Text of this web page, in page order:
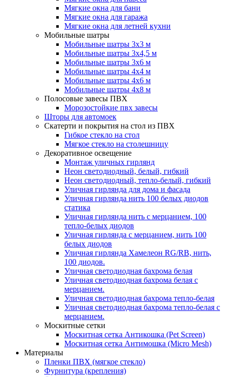
Мягкие окна для бани
Мягкие окна для гаража
Мягкие окна для летней кухни
Мобильные шатры
Мобильные шатры 3х3 м
Мобильные шатры 3х4,5 м
Мобильные шатры 3х6 м
Мобильные шатры 4х4 м
Мобильные шатры 4х6 м
Мобильные шатры 4х8 м
Полосовые завесы ПВХ
Морозостойкие пвх завесы
Шторы для автомоек
Скатерти и покрытия на стол из ПВХ
Гибкое стекло на стол
Мягкое стекло на столешницу
Декоративное освещение
Монтаж уличных гирлянд
Неон светодиодный, белый, гибкий
Неон светодиодный, тепло-белый, гибкий
Уличная гирлянда для дома и фасада
Уличная гирлянда нить 100 белых диодов
статика
Уличная гирлянда нить с мерцанием, 100
тепло-белых диодов
Уличная гирлянда с мерцанием, нить 100
белых диодов
Уличная гирлянда Хамелеон RG/RB, нить,
100 диодов.
Уличная светодиодная бахрома белая
Уличная светодиодная бахрома белая с
мерцанием.
Уличная светодиодная бахрома тепло-белая
Уличная светодиодная бахрома тепло-белая с
мерцанием.
Москитные сетки
Москитная сетка Антикошка (Pet Screen)
Москитная сетка Антимошка (Micro Mesh)
Материалы
Пленки ПВХ (мягкое стекло)
Фурнитура (крепления)